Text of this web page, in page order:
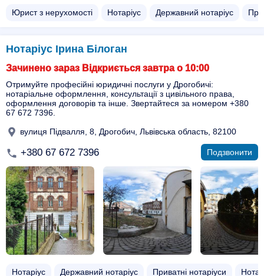
Юрист з нерухомості Нотаріус Державний нотаріус
Нотаріус Ірина Білоган
Зачинено зараз Відкриється завтра о 10:00
Отримуйте професійні юридичні послуги у Дрогобичі:
нотаріальне оформлення, консультації з цивільного права,
оформлення договорів та інше. Звертайтеся за номером +380
67 672 7396.
вулиця Підвалля, 8, Дрогобич, Львівська область, 82100
+380 67 672 7396 Подзвонити
Нотаріус Державний нотаріус Приватні нотаріуси